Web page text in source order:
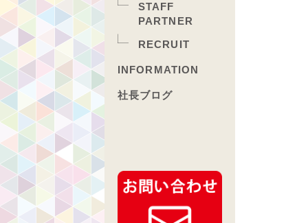
STAFF
PARTNER
RECRUIT
INFORMATION
社長ブログ